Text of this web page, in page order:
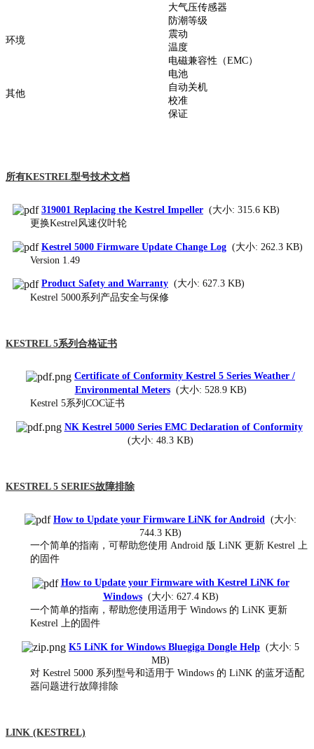
大气压传感器
环境
防潮等级
震动
温度
电磁兼容性（EMC）
其他
电池
自动关机
校准
保证
所有KESTREL型号技术文档
319001 Replacing the Kestrel Impeller (大小: 315.6 KB)
更换Kestrel风速仪叶轮
Kestrel 5000 Firmware Update Change Log (大小: 262.3 KB)
Version 1.49
Product Safety and Warranty (大小: 627.3 KB)
Kestrel 5000系列产品安全与保修
KESTREL 5系列合格证书
Certificate of Conformity Kestrel 5 Series Weather /
Environmental Meters(大小: 528.9 KB)
Kestrel 5系列COC证书
NK Kestrel 5000 Series EMC Declaration of Conformity
(大小: 48.3 KB)
KESTREL 5 SERIES故障排除
How to Update your Firmware LiNK for Android
(大小:
744.3 KB)
一个简单的指南，可帮助您使用 Android 版 LiNK 更新 Kestrel 上
的固件
How to Update your Firmware with Kestrel LiNK for
Windows(大小: 627.4 KB)
一个简单的指南，帮助您使用适用于 Windows 的 LiNK 更新
Kestrel 上的固件
K5 LiNK for Windows Bluegiga Dongle Help (大小: 5
MB)
对 Kestrel 5000 系列型号和适用于 Windows 的 LiNK 的蓝牙适配
器问题进行故障排除
LINK (KESTREL)